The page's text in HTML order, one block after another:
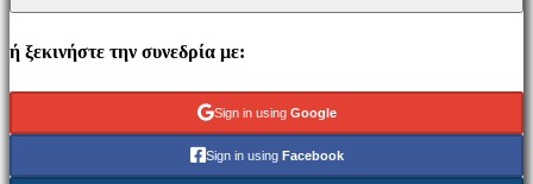
Εκδηλώσεις
εντός
Μέσα
ή ξεκινήστε την συνεδρία με:
Sign in using Google
Sign in using Facebook